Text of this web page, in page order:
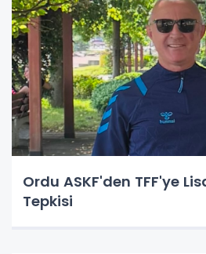
Ordu ASKF'den TFF'ye
Tepkisi